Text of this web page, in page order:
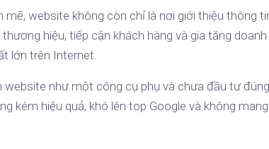
website không còn chỉ là nơi giới thiệu thông
hiệu, tiếp cận khách hàng và gia tăng
lớn trên Internet.
website như một công cụ phụ và chưa đầu tư
kém hiệu quả, khó lên top Google và không